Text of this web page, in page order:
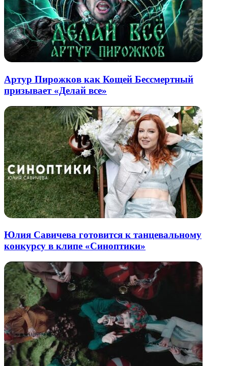
Артур Пирожков как Кощей Бессмертный
призывает «Делай все»
Юлия Савичева готовится к танцевальному
конкурсу в клипе «Синоптики»